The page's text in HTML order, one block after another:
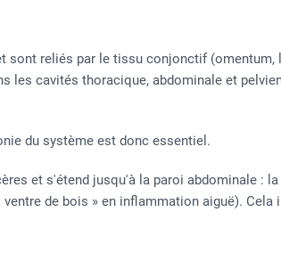
sont reliés par le tissu conjonctif (omentum,
les cavités thoracique, abdominale et
du système est donc essentiel.
et s'étend jusqu'à la paroi abdominale :
de bois » en inflammation aiguë). Cela